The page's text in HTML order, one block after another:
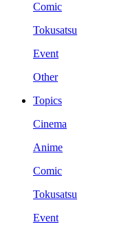
Comic
Tokusatsu
Event
Other
Topics
Cinema
Anime
Comic
Tokusatsu
Event